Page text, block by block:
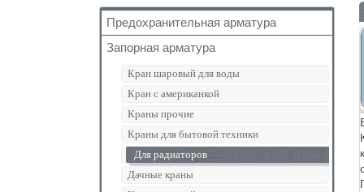
Предохранительная арматура
Воздухоотводчик
Клапан предохранительный
Манометр/Термометр
Обратный клапан
Поплавковый клапан
Регулятор давления
Кран Маевского
Запорная арматура
Кран шаровый для воды
Кран с американкой
Краны прочие
Краны для бытовой техники
Для радиаторов
Дачные краны